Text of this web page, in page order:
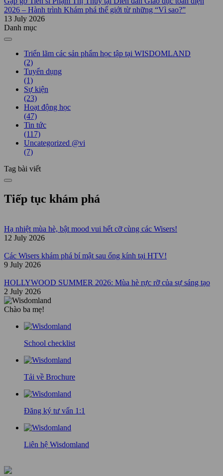
2026 – Hành trình Khám phá thế giới từ những “Vì sao?”
13 July 2026
Danh mục
Triển lãm các sản phẩm học tập tại WISDOMLAND
(2)
Tuyển dụng
(1)
Sự kiện
(23)
Hoạt động học
(47)
Tin tức
(117)
Uncategorized @vi
(7)
Tag bài viết
Tiếp tục khám phá
Hạ nhiệt mùa hè, bật mood vui hết cỡ cùng các Wisers!
12 July 2026
Các Wisers khám phá bí mật sau ống kính tại HTV!
9 July 2026
HOLLYWOOD SUMMER 2026: Mùa hè rực rỡ của sự sáng tạo
2 July 2026
Chào ba mẹ!
School checklist
Tải về Brochure
Đăng ký tư vấn 1:1
Liên hệ Wisdomland